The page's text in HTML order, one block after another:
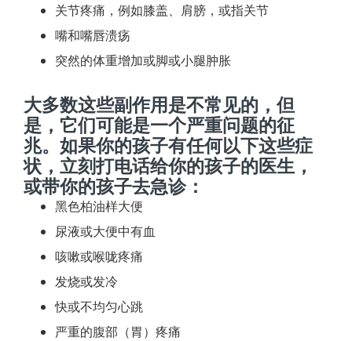
关节疼痛，例如膝盖、肩膀，或指关节
嘴和嘴唇溃疡
突然的体重增加或脚或小腿肿胀
大多数这些副作用是不常见的，但
是，它们可能是一个严重问题的征
兆。如果你的孩子有任何以下这些症
状，立刻打电话给你的孩子的医生，
或带你的孩子去急诊：
黑色柏油样大便
尿液或大便中有血
咳嗽或喉咙疼痛
发烧或发冷
快或不均匀心跳
严重的腹部（胃）疼痛